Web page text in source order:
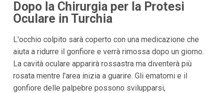
Dopo la Chirurgia per la Protesi
Oculare in Turchia
L'occhio colpito sarà coperto con una medicazione che
aiuta a ridurre il gonfiore e verrà rimossa dopo un giorno.
La cavità oculare apparirà rossastra ma diventerà più
rosata mentre l'area inizia a guarire. Gli ematomi e il
gonfiore delle palpebre possono svilupparsi,